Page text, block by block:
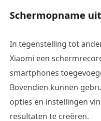
Schermopname
In tegenstelling tot
Xiaomi een
smartphones
Bovendien kunnen
opties en instellingen
resultaten te creëren.